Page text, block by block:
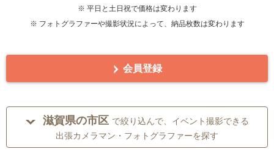
※ 平日と土日祝で価格は変わります
※ フォトグラファーや撮影状況によって、納品枚数は変わります
会員登録
滋賀県の市区 で絞り込んで、イベント撮影できる
出張カメラマン・フォトグラファーを探す